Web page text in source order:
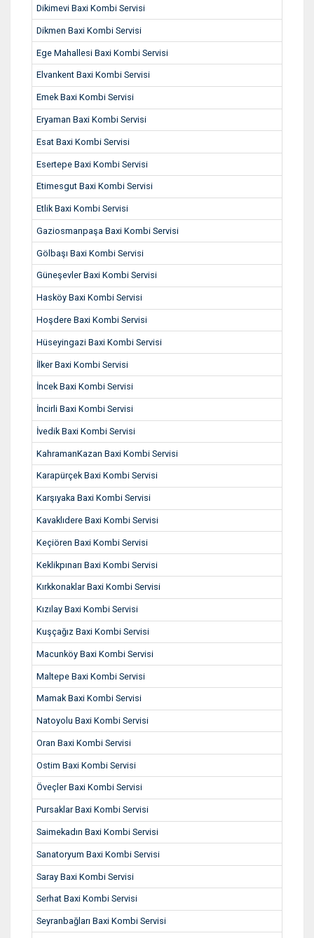
Dikimevi Baxi Kombi Servisi
Dikmen Baxi Kombi Servisi
Ege Mahallesi Baxi Kombi Servisi
Elvankent Baxi Kombi Servisi
Emek Baxi Kombi Servisi
Eryaman Baxi Kombi Servisi
Esat Baxi Kombi Servisi
Esertepe Baxi Kombi Servisi
Etimesgut Baxi Kombi Servisi
Etlik Baxi Kombi Servisi
Gaziosmanpaşa Baxi Kombi Servisi
Gölbaşı Baxi Kombi Servisi
Güneşevler Baxi Kombi Servisi
Hasköy Baxi Kombi Servisi
Hoşdere Baxi Kombi Servisi
Hüseyingazi Baxi Kombi Servisi
İlker Baxi Kombi Servisi
İncek Baxi Kombi Servisi
İncirli Baxi Kombi Servisi
İvedik Baxi Kombi Servisi
KahramanKazan Baxi Kombi Servisi
Karapürçek Baxi Kombi Servisi
Karşıyaka Baxi Kombi Servisi
Kavaklıdere Baxi Kombi Servisi
Keçiören Baxi Kombi Servisi
Keklikpınarı Baxi Kombi Servisi
Kırkkonaklar Baxi Kombi Servisi
Kızılay Baxi Kombi Servisi
Kuşçağız Baxi Kombi Servisi
Macunköy Baxi Kombi Servisi
Maltepe Baxi Kombi Servisi
Mamak Baxi Kombi Servisi
Natoyolu Baxi Kombi Servisi
Oran Baxi Kombi Servisi
Ostim Baxi Kombi Servisi
Öveçler Baxi Kombi Servisi
Pursaklar Baxi Kombi Servisi
Saimekadın Baxi Kombi Servisi
Sanatoryum Baxi Kombi Servisi
Saray Baxi Kombi Servisi
Serhat Baxi Kombi Servisi
Seyranbağları Baxi Kombi Servisi